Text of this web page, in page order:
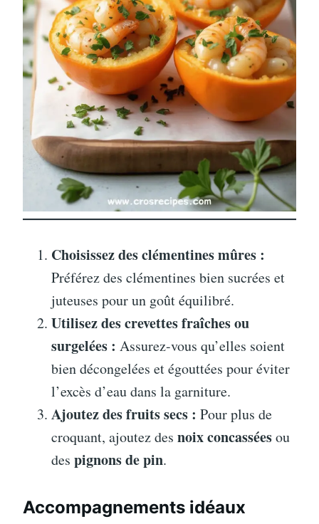
Choisissez des clémentines mûres :
Préférez des clémentines bien sucrées et
juteuses pour un goût équilibré.
Utilisez des crevettes fraîches ou
surgelées : Assurez-vous qu’elles soient
bien décongelées et égouttées pour éviter
l’excès d’eau dans la garniture.
Ajoutez des fruits secs : Pour plus de
croquant, ajoutez des noix concasséesou
des pignons de pin.
Accompagnements idéaux